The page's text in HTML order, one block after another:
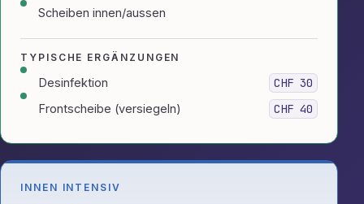
Scheiben innen/aussen
TYPISCHE ERGÄNZUNGEN
Desinfektion CHF 30
Frontscheibe (versiegeln) CHF 40
INNEN INTENSIV